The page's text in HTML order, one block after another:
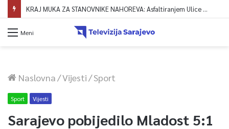
KRAJ MUKA ZA STANOVNIKE NAHOREVA: Asfaltiranjem Ulice Vranica brijeg spajaju se gornji i središnji dio naselja
Meni
Naslovna/Vijesti/Sport
Sport Vijesti
Sarajevo pobijedilo Mladost 5:1